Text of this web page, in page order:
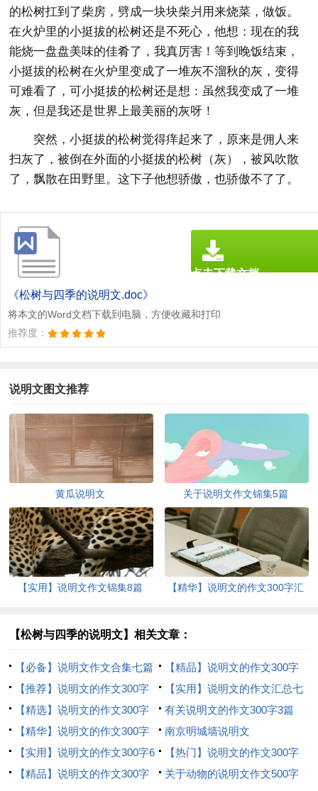
的松树扛到了柴房，劈成一块块柴爿用来烧菜，做饭。
在火炉里的小挺拔的松树还是不死心，他想：现在的我
能烧一盘盘美味的佳肴了，我真厉害！等到晚饭结束，
小挺拔的松树在火炉里变成了一堆灰不溜秋的灰，变得
可难看了，可小挺拔的松树还是想：虽然我变成了一堆
灰，但是我还是世界上最美丽的灰呀！
突然，小挺拔的松树觉得痒起来了，原来是佣人来
扫灰了，被倒在外面的小挺拔的松树（灰），被风吹散
了，飘散在田野里。这下子他想骄傲，也骄傲不了了。
《松树与四季的说明文.doc》
将本文的Word文档下载到电脑，方便收藏和打印
推荐度：
点击下载文档
说明文图文推荐
黄瓜说明文 关于说明文作文锦集5篇
【实用】说明文作文锦集8篇
【精华】说明文的作文300字汇
【松树与四季的说明文】相关文章：
【必备】说明文作文合集七篇
【精品】说明文的作文300字
十篇
【推荐】说明文的作文300字
汇总七篇
【实用】说明文的作文汇总七
篇
【精选】说明文的作文300字
八篇
有关说明文的作文300字3篇
【精华】说明文的作文300字
集合八篇
南京明城墙说明文
【实用】说明文的作文300字6
篇
【热门】说明文的作文300字
锦集八篇
【精品】说明文的作文300字
关于动物的说明文作文500字